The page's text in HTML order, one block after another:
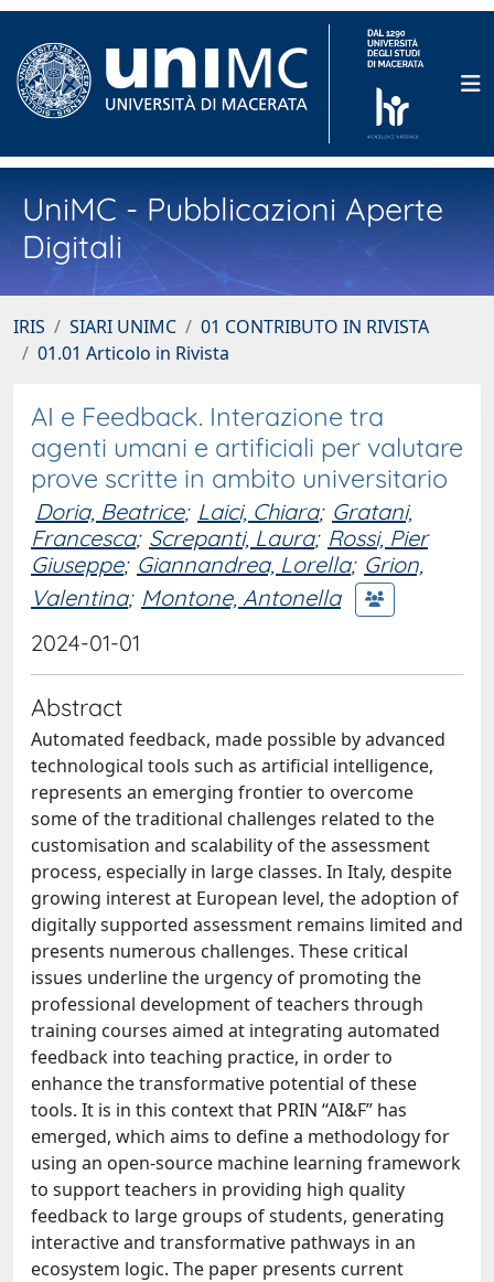
UniMC - Pubblicazioni Aperte
Digitali
IRIS SIARI UNIMC
01 CONTRIBUTO IN RIVISTA
01.01 Articolo in Rivista
AI e Feedback. Interazione tra
agenti umani e artificiali per valutare
prove scritte in ambito universitario
Doria, Beatrice; Laici, Chiara; Gratani,
Francesca; Screpanti, Laura; Rossi, Pier
Giuseppe; Giannandrea, Lorella; Grion,
Valentina; Montone, Antonella
2024-01-01
Abstract
Automated feedback, made possible by advanced
technological tools such as artificial intelligence,
represents an emerging frontier to overcome
some of the traditional challenges related to the
customisation and scalability of the assessment
process, especially in large classes. In Italy, despite
growing interest at European level, the adoption of
digitally supported assessment remains limited and
presents numerous challenges. These critical
issues underline the urgency of promoting the
professional development of teachers through
training courses aimed at integrating automated
feedback into teaching practice, in order to
enhance the transformative potential of these
tools. It is in this context that PRIN “AI&F” has
emerged, which aims to define a methodology for
using an open-source machine learning framework
to support teachers in providing high quality
feedback to large groups of students, generating
interactive and transformative pathways in an
ecosystem logic. The paper presents current